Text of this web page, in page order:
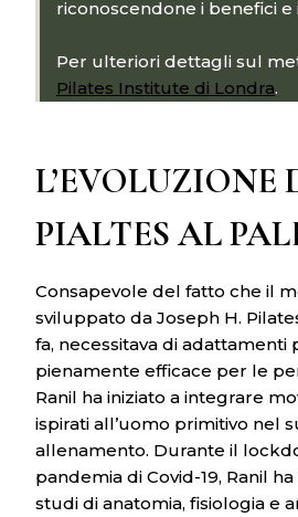
riconoscendone i benefici e
Per ulteriori dettagli sul
Pilates Institute di Londra.
L’EVOLUZIONE
PIALTES AL
Consapevole del fatto che il
sviluppato da Joseph H.
fa, necessitava di adattamenti
pienamente efficace per le
Ranil ha iniziato a integrare
ispirati all’uomo primitivo nel
allenamento. Durante il
pandemia di Covid-19, Ranil
studi di anatomia, fisiologia e